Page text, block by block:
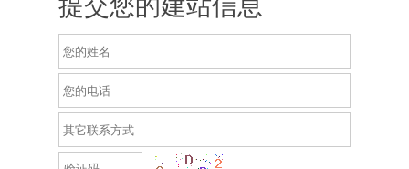
提交您的建站信息